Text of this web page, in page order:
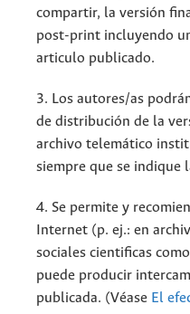
compartir, la versión
post-print incluyendo
articulo publicado.
3. Los autores/as
de distribución de la
archivo telemático
siempre que se indique
4. Se permite y
Internet (p. ej.: en
sociales cientificas
puede producir
publicada. (Véase El